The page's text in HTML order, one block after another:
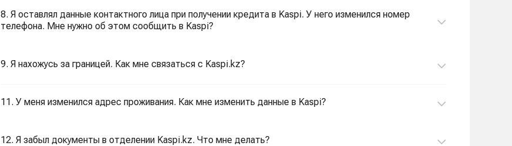
8. Я оставлял данные контактного лица при получении кредита в Kaspi. У него изменился номер
телефона. Мне нужно об этом сообщить в Kaspi?
9. Я нахожусь за границей. Как мне связаться c Kaspi.kz?
11. У меня изменился адрес проживания. Как мне изменить данные в Kaspi?
12. Я забыл документы в отделении Kaspi.kz. Что мне делать?